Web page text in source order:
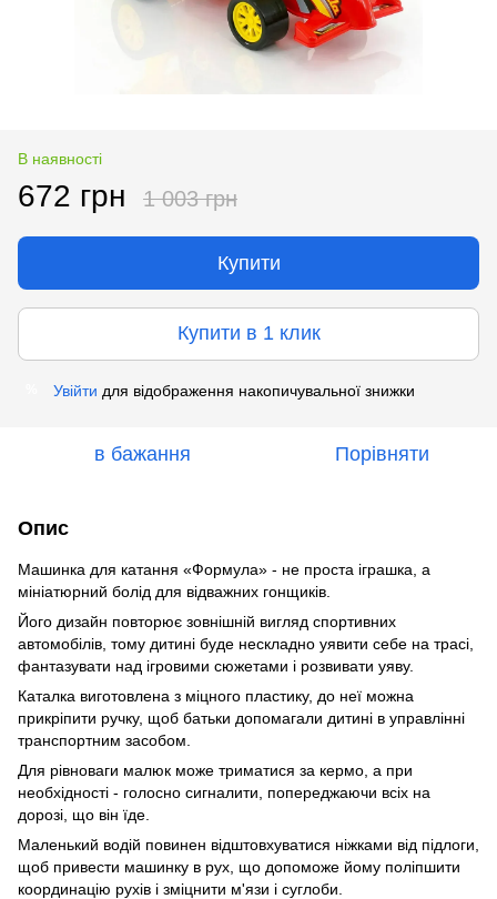
В наявності
672 грн 1 003 грн
Купити
Купити в 1 клик
Увійти для відображення накопичувальної знижки
в бажання Порівняти
Опис
Машинка для катання «Формула» - не проста іграшка, а
мініатюрний болід для відважних гонщиків.
Його дизайн повторює зовнішній вигляд спортивних
автомобілів, тому дитині буде нескладно уявити себе на трасі,
фантазувати над ігровими сюжетами і розвивати уяву.
Каталка виготовлена ​​з міцного пластику, до неї можна
прикріпити ручку, щоб батьки допомагали дитині в управлінні
транспортним засобом.
Для рівноваги малюк може триматися за кермо, а при
необхідності - голосно сигналити, попереджаючи всіх на
дорозі, що він їде.
Маленький водій повинен відштовхуватися ніжками від підлоги,
щоб привести машинку в рух, що допоможе йому поліпшити
координацію рухів і зміцнити м'язи і суглоби.